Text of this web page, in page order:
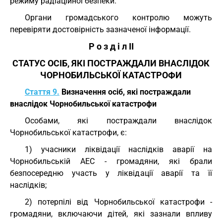
Органи громадського контролю можуть
перевіряти достовірність зазначеної інформації.
Р о з д і л II
СТАТУС ОСІБ, ЯКІ ПОСТРАЖДАЛИ ВНАСЛІДОК
ЧОРНОБИЛЬСЬКОЇ КАТАСТРОФИ
Стаття 9. Визначення осіб, які постраждали
внаслідок Чорнобильської катастрофи
Особами, які постраждали внаслідок
Чорнобильської катастрофи, є:
1) учасники ліквідації наслідків аварії на
Чорнобильській АЕС - громадяни, які брали
безпосередню участь у ліквідації аварії та її
наслідків;
2) потерпілі від Чорнобильської катастрофи -
громадяни, включаючи дітей, які зазнали впливу